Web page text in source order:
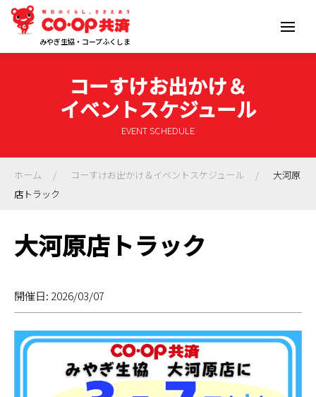
みやぎ生協・コープふくしま
コーすけお出かけ＆
イベントスケジュール
EVENT SCHEDULE
ホーム コーすけお出かけ＆イベントスケジュール
大河原
店トラック
大河原店トラック
開催日: 2026/03/07